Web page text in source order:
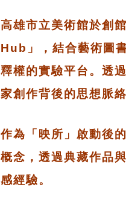
高雄市立美術館於創
Hub」，結合藝術圖
釋權的實驗平台。透
家創作背後的思想脈
作為「映所」啟動後
概念，透過典藏作品
感經驗。